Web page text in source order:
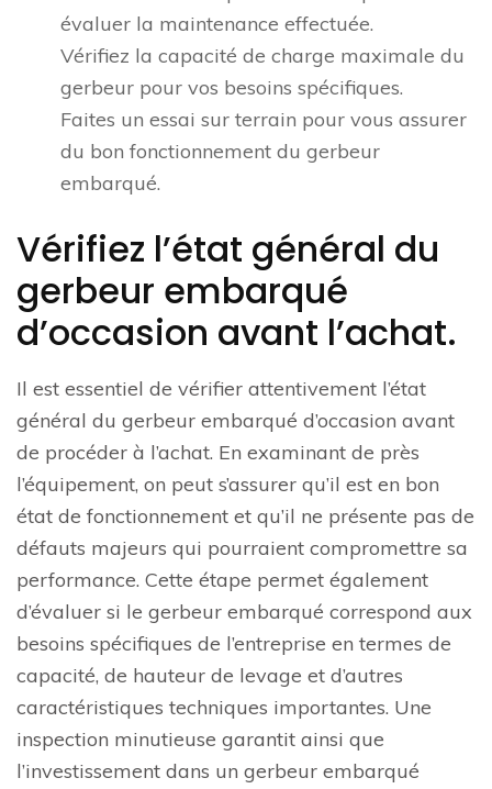
évaluer la maintenance effectuée.
Vérifiez la capacité de charge maximale du
gerbeur pour vos besoins spécifiques.
Faites un essai sur terrain pour vous assurer
du bon fonctionnement du gerbeur
embarqué.
Vérifiez l’état général du
gerbeur embarqué
d’occasion avant l’achat.
Il est essentiel de vérifier attentivement l’état
général du gerbeur embarqué d’occasion avant
de procéder à l’achat. En examinant de près
l’équipement, on peut s’assurer qu’il est en bon
état de fonctionnement et qu’il ne présente pas de
défauts majeurs qui pourraient compromettre sa
performance. Cette étape permet également
d’évaluer si le gerbeur embarqué correspond aux
besoins spécifiques de l’entreprise en termes de
capacité, de hauteur de levage et d’autres
caractéristiques techniques importantes. Une
inspection minutieuse garantit ainsi que
l’investissement dans un gerbeur embarqué